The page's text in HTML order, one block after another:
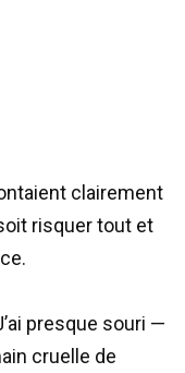
clairement
risquer tout et
presque souri —
cruelle de